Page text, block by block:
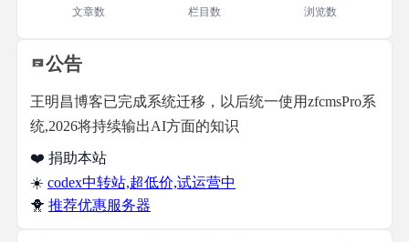
文章数 栏目数 浏览数
公告
王明昌博客已完成系统迁移，以后统一使用zfcmsPro系
统,2026将持续输出AI方面的知识
❤️ 捐助本站
☀️ codex中转站,超低价,试运营中
🐥 推荐优惠服务器